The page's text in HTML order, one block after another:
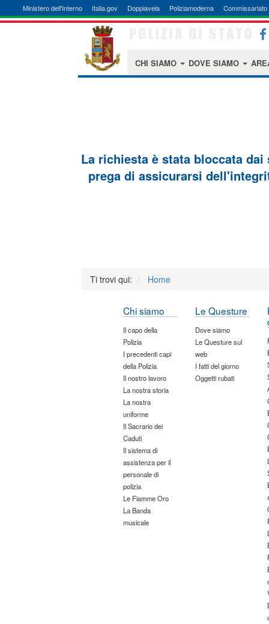
Ministero dell'Interno Italia.gov Doppiavela Poliziamoderna Commissariato
CHI SIAMO DOVE SIAMO
La richiesta è stata bloccata
prega di assicurarsi
Ti trovi qui: Home
Chi siamo
Il capo della
Polizia
I precedenti capi
della Polizia
Il nostro lavoro
La nostra storia
La nostra
uniforme
Il Sacrario dei
Caduti
Il sistema di
assistenza per il
personale di
polizia
Le Fiamme Oro
La Banda
musicale
Le Questure
Dove siamo
Le Questure sul
web
I fatti del giorno
Oggetti rubati